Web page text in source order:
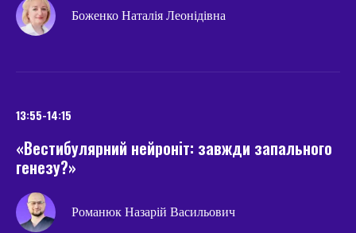
Боженко Наталія Леонідівна
13:55-14:15
«Вестибулярний нейроніт: завжди запального
генезу?»
Романюк Назарій Васильович